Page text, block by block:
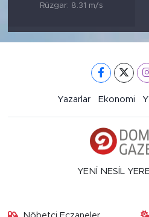
Rüzgar: 8.31 m/s
Yazarlar Ekonomi
YENİ NESİL